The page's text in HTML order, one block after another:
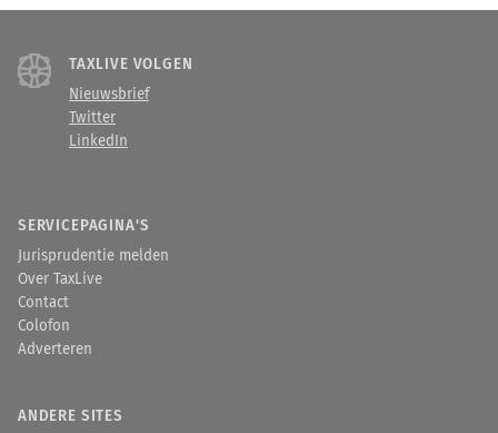
TAXLIVE VOLGEN
Nieuwsbrief
Twitter
LinkedIn
SERVICEPAGINA'S
Jurisprudentie melden
Over TaxLive
Contact
Colofon
Adverteren
ANDERE SITES